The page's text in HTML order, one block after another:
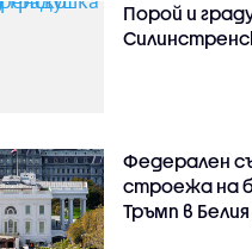
Порой и
Федерален
строежа на
Тръмп в